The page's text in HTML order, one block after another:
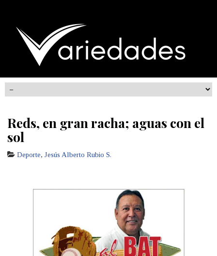
Reds, en gran racha; aguas con el
sol
Deporte, Jesús Alberto Rubio S.